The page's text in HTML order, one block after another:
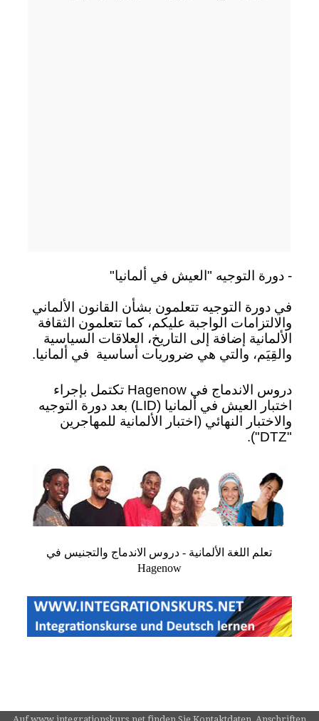
- دورة التوجيه "العيش في ألمانيا"
في دورة التوجيه تتعلمون بشأن القانون الألماني
والالتزامات الواجبة عليكم، كما تتعلمون الثقافة
الألمانية إضافة إلى التاريخ، العلاقات السياسية
والقِيَم، والتي هي ضروريات أساسية في ألمانيا.
دروس الاندماج في Hagenow تكتمل بإجراء
اختبار العيش في ألمانيا (LID) بعد دورة التوجيه
والاختبار النهائي (اختبار الألمانية للمهاجرين
"DTZ").
تعلم اللغة الألمانية - دروس الاندماج والتجنيس في
Hagenow